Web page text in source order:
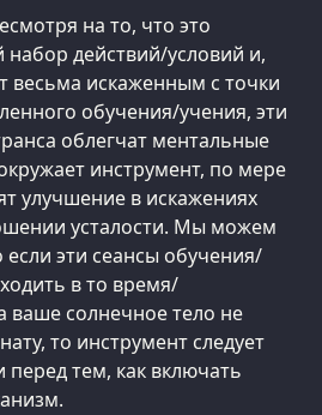
на то, что это
набор действий/условий и,
весьма искаженным с точки
обучения/учения, эти
облегчат ментальные
инструмент, по мере
улучшение в искажениях
усталости. Мы можем
эти сеансы обучения/
в то время/
ваше солнечное тело не
то инструмент следует
тем, как включать